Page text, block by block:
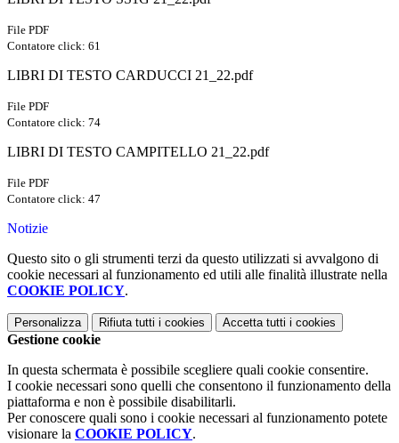
File PDF
Contatore click: 61
LIBRI DI TESTO CARDUCCI 21_22.pdf
File PDF
Contatore click: 74
LIBRI DI TESTO CAMPITELLO 21_22.pdf
File PDF
Contatore click: 47
Notizie
Questo sito o gli strumenti terzi da questo utilizzati si avvalgono di
cookie necessari al funzionamento ed utili alle finalità illustrate nella
COOKIE POLICY.
Personalizza Rifiuta tutti i cookies Accetta tutti i cookies
Gestione cookie
In questa schermata è possibile scegliere quali cookie consentire.
I cookie necessari sono quelli che consentono il funzionamento della
piattaforma e non è possibile disabilitarli.
Per conoscere quali sono i cookie necessari al funzionamento potete
visionare la COOKIE POLICY.